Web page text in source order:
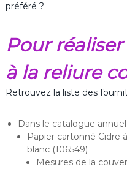
préféré ?
Pour
à la reliure
Retrouvez la liste des
Dans le catalogue annuel
Papier cartonné Cidre
blanc (106549)
Mesures de la